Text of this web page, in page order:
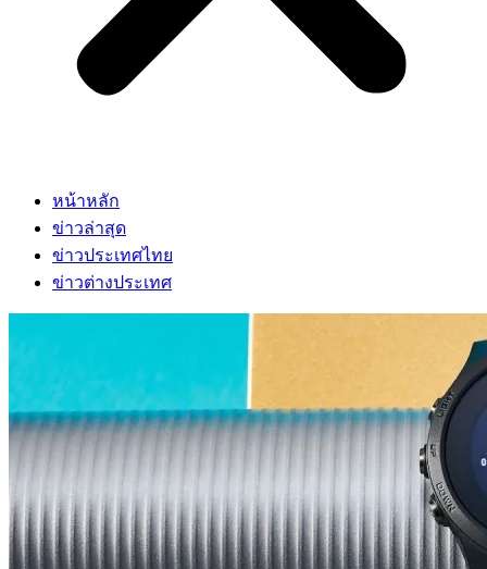
หน้าหลัก
ข่าวล่าสุด
ข่าวประเทศไทย
ข่าวต่างประเทศ